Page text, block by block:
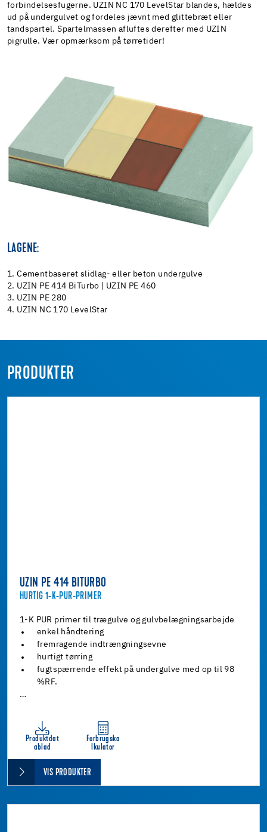
forbindelsesfugerne. UZIN NC 170 LevelStar blandes, hældes
ud på undergulvet og fordeles jævnt med glittebræt eller
tandspartel. Spartelmassen afluftes derefter med UZIN
pigrulle. Vær opmærksom på tørretider!
LAGENE:
1. Cementbaseret slidlag- eller beton undergulve
2. UZIN PE 414 BiTurbo | UZIN PE 460
3. UZIN PE 280
4. UZIN NC 170 LevelStar
PRODUKTER
UZIN PE 414 BITURBO
HURTIG 1-K-PUR-PRIMER
1-K PUR primer til trægulve og gulvbelægningsarbejde
enkel håndtering
fremragende indtrængningsevne
hurtigt tørring
fugtspærrende effekt på undergulve med op til 98
%RF.
…
Produktdat
ablad
Forbrugska
lkulator
VIS PRODUKTER